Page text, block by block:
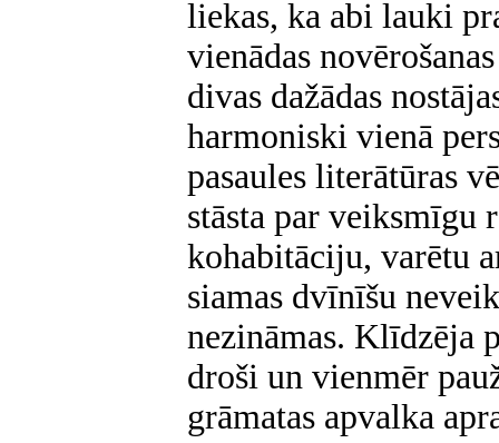
liekas, ka abi lauki
vienādas
divas dažādas
harmoniski vienā
pasaules literātūras
stāsta par veiksmīgu
kohabitāciju, varētu
siamas dvīnīšu
nezināmas. Klīdzēja
droši un vienmēr
grāmatas apvalka